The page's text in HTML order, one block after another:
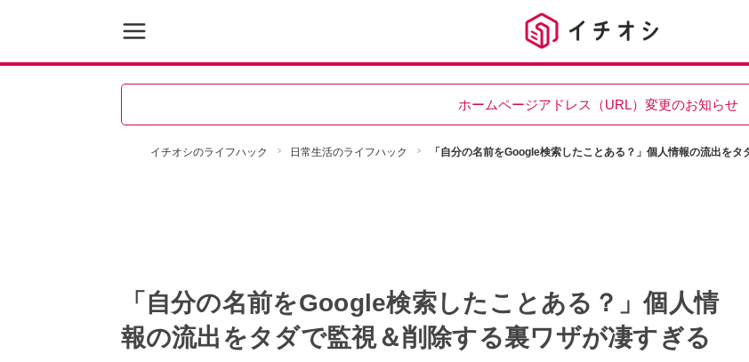
ホームページアドレス（URL）変更のお知らせ
イチオシのライフハック 日常生活のライフハック 「自分の名前をGoogle検索したことある？」個人情報の流出を
「自分の名前をGoogle検索したことある？」個人情
報の流出をタダで監視＆削除する裏ワザが凄すぎる